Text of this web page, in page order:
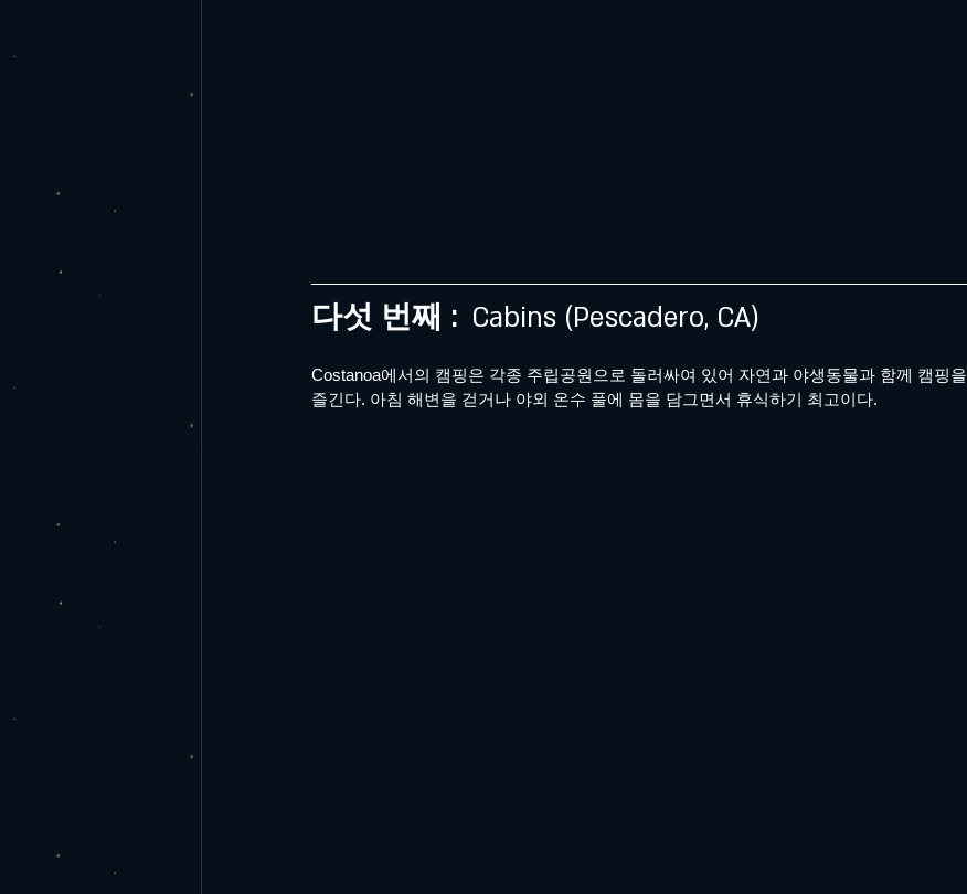
다섯 번째 : Cabins (Pescadero, CA)
Costanoa에서의 캠핑은 각종 주립공원으로 돌러싸여 있어 자연과 야생동물과 함께 캠핑을
즐긴다. 아침 해변을 걷거나 야외 온수 풀에 몸을 담그면서 휴식하기 최고이다.